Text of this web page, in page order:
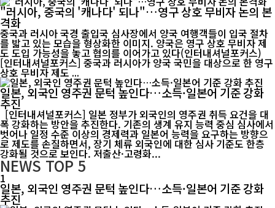
"러시아, 중국의 '캐나다' 되나"…영구 상호 무비자 논의 본
격화
중국과 러시아 국경 출입국 심사장에서 양국 여행객들이 입국 절차
를 밟고 있는 모습을 형상화한 이미지. 양국은 영구 상호 무비자 제
도 도입 가능성을 놓고 협의를 이어가고 있다(인터내셔널포커스)
[인터내셔널포커스] 중국과 러시아가 양국 국민을 대상으로 한 영구
상호 무비자 제도 ...
일본, 외국인 영주권 문턱 높인다…소득·일본어 기준 강화
추진
[인터내셔널포커스] 일본 정부가 외국인의 영주권 취득 요건을 대
폭 강화하는 방안을 추진한다. 기존의 생계 유지 능력 중심 심사에서
벗어나 일정 수준 이상의 경제력과 일본어 능력을 요구하는 방향으
로 제도를 손질하면서, 장기 체류 외국인에 대한 심사 기준도 한층
강화될 것으로 보인다. 저출산·고령화...
NEWS TOP 5
1
일본, 외국인 영주권 문턱 높인다…소득·일본어 기준 강화
추진